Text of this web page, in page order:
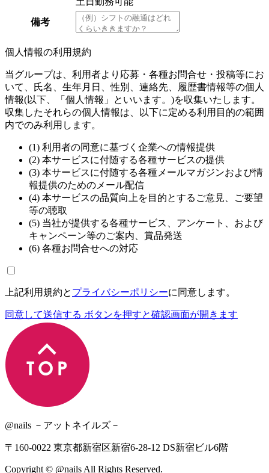
備考
個人情報の利用規約
当グループは、利用者より応募・各種お問合せ・投稿等にお
いて、氏名、生年月日、性別、連絡先、履歴書情報等の個人
情報(以下、「個人情報」といいます。)を収集いたします。
収集したそれらの個人情報は、以下に定める利用目的の範囲
内でのみ利用します。
(1) 利用者の同意に基づく企業への情報提供
(2) 本サービスに付随する各種サービスの提供
(3) 本サービスに付随する各種メールマガジンおよび情
報提供のためのメール配信
(4) 本サービスの品質向上を目的とするご意見、ご要望
等の聴取
(5) 当社が提供する各種サービス、アンケート、および
キャンペーン等のご案内、賞品発送
(6) 各種お問合せへの対応
上記利用規約と プライバシーポリシーに同意します。
同意して送信する ボタンを押すと確認画面が開きます
@nails －アットネイルズ－
〒160-0022 東京都新宿区新宿6-28-12 DS新宿ビル6階
Copyright © @nails All Rights Reserved.